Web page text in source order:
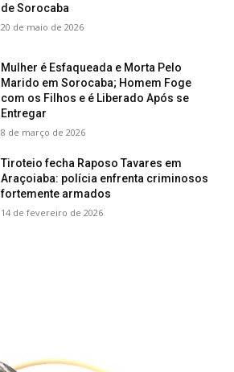
de Sorocaba
20 de maio de 2026
Mulher é Esfaqueada e Morta Pelo
Marido em Sorocaba; Homem Foge
com os Filhos e é Liberado Após se
Entregar
8 de março de 2026
Tiroteio fecha Raposo Tavares em
Araçoiaba: polícia enfrenta criminosos
fortemente armados
14 de fevereiro de 2026